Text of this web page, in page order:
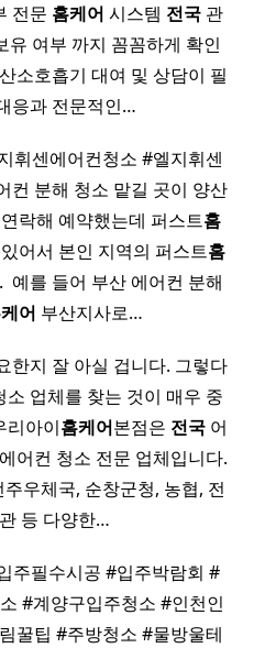
전문 홈케어 시스템 전국 관
유 여부 까지 꼼꼼하게 확인
소호흡기 대여 및 상담이 필
응과 전문적인…
휘센에어컨청소 #엘지휘센
컨 분해 청소 맡길 곳이 양산
락해 예약했는데 퍼스트홈
어서 본인 지역의 퍼스트홈
예를 들어 부산 에어컨 분해
어 부산지사로…
한지 잘 아실 겁니다. 그렇다
업체를 찾는 것이 매우 중
리아이홈케어본점은 전국어
어컨 청소 전문 업체입니다.
우체국, 순창군청, 농협, 전
등 다양한…
주필수시공 #입주박람회 #
#계양구입주청소 #인천인
꿀팁 #주방청소 #물방울테